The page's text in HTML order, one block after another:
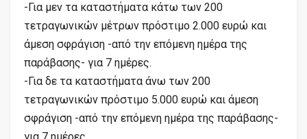
-Για μεν τα καταστήματα κάτω των 200
τετραγωνικών μέτρων πρόστιμο 2.000 ευρώ και
άμεση σφράγιση -από την επόμενη ημέρα της
παράβασης- για 7 ημέρες.
-Για δε τα καταστήματα άνω των 200
τετραγωνικών πρόστιμο 5.000 ευρώ και άμεση
σφράγιση -από την επόμενη ημέρα της παράβασης-